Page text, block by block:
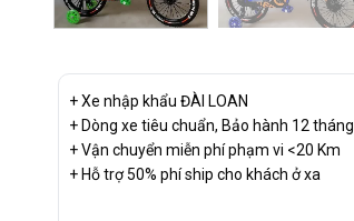
+ Xe nhập khẩu ĐÀI LOAN
+ Dòng xe tiêu chuẩn, Bảo hành 12 tháng
+ Vận chuyển miễn phí phạm vi <20 Km
+ Hỗ trợ 50% phí ship cho khách ở xa